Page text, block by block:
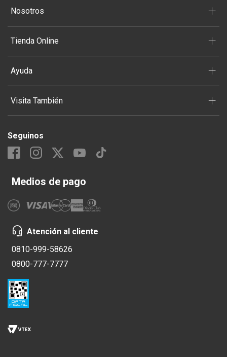
Nosotros +
Tienda Online +
Ayuda +
Visita También +
Seguinos
Medios de pago
Atención al cliente
0810-999-58626
0800-777-7777